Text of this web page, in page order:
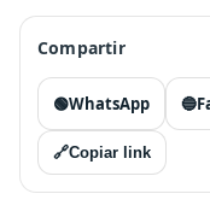
Compartir
🟢WhatsApp 🔵
🔗Copiar link